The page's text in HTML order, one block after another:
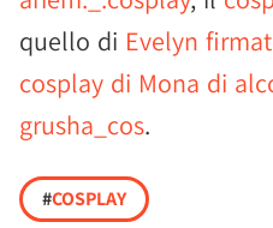
quello di Evelyn
cosplay di Mona di
grusha_cos.
#COSPLAY